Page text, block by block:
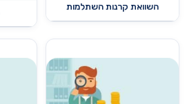
השוואת קרנות השתלמות